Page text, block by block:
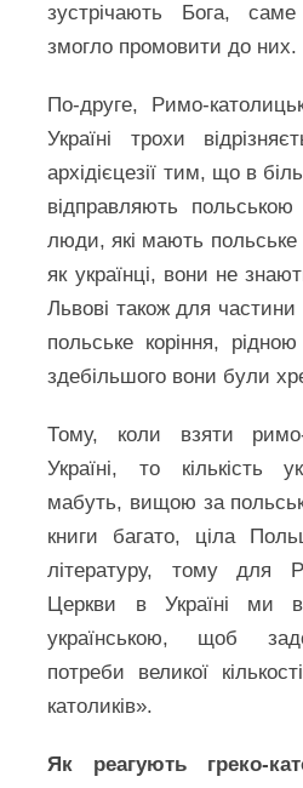
зустрічають Бога,
змогло промовити до них.
По-друге, Римо-
Україні трохи
архідієцезії тим, що в
відправляють
люди, які мають польське
як українці, вони не
Львові також для
польське коріння,
здебільшого вони були
Тому, коли взяти римо-
Україні, то кількість
мабуть, вищою за
книги багато, ціла
літературу, тому для
Церкви в Україні ми
українською, щоб
потреби великої
католиків».
Як реагують греко-